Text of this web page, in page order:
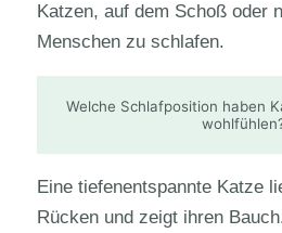
Katzen, auf dem Schoß oder
Menschen zu schlafen.
Welche Schlafposition haben
Eine tiefenentspannte Katze
Rücken und zeigt ihren